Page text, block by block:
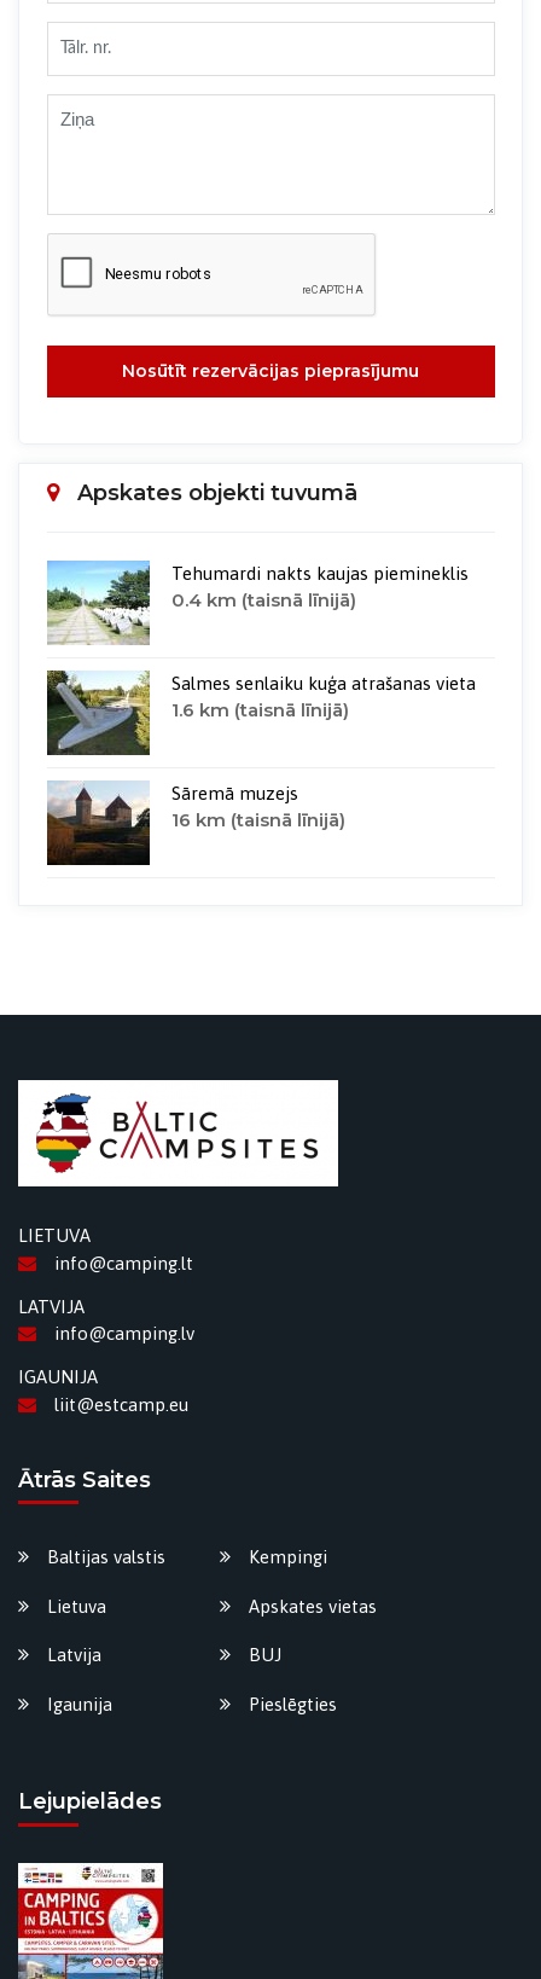
Nosūtīt rezervācijas pieprasījumu
Apskates objekti tuvumā
Tehumardi nakts kaujas piemineklis
0.4 km (taisnā līnijā)
Salmes senlaiku kuģa atrašanas vieta
1.6 km (taisnā līnijā)
Sāremā muzejs
16 km (taisnā līnijā)
LIETUVA
info@camping.lt
LATVIJA
info@camping.lv
IGAUNIJA
liit@estcamp.eu
Ātrās Saites
Baltijas valstis
Lietuva
Latvija
Igaunija
Kempingi
Apskates vietas
BUJ
Pieslēgties
Lejupielādes